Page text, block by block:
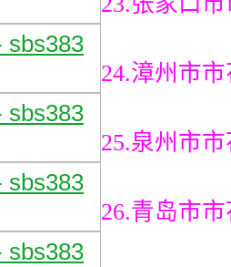
24.漳州市
25.泉州市
26.青岛市